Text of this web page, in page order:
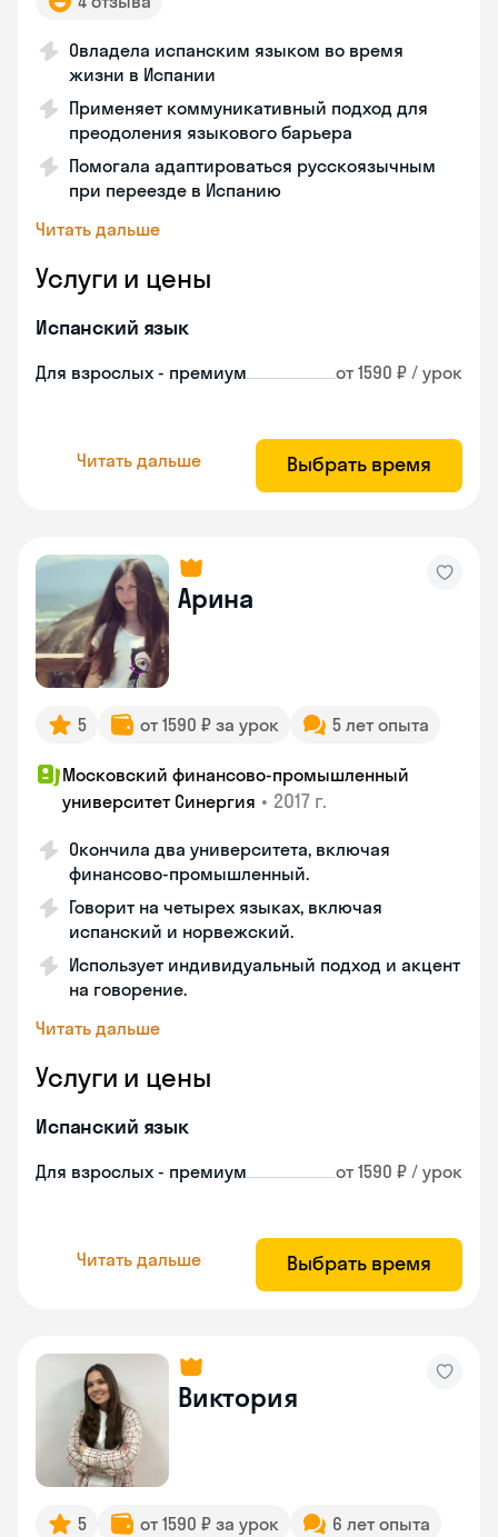
Овладела испанским языком во время
жизни в Испании
Применяет коммуникативный подход для
преодоления языкового барьера
Помогала адаптироваться русскоязычным
при переезде в Испанию
Читать дальше
Услуги и цены
Испанский язык
Для взрослых - премиум от 1590 ₽ / урок
Читать дальше Выбрать время
Арина
5 от 1590 ₽ за урок 5 лет опыта
Московский финансово-промышленный
университет Синергия • 2017 г.
Окончила два университета, включая
финансово-промышленный.
Говорит на четырех языках, включая
испанский и норвежский.
Использует индивидуальный подход и акцент
на говорение.
Читать дальше
Услуги и цены
Испанский язык
Для взрослых - премиум от 1590 ₽ / урок
Читать дальше Выбрать время
Виктория
5 от 1590 ₽ за урок
6 лет опыта